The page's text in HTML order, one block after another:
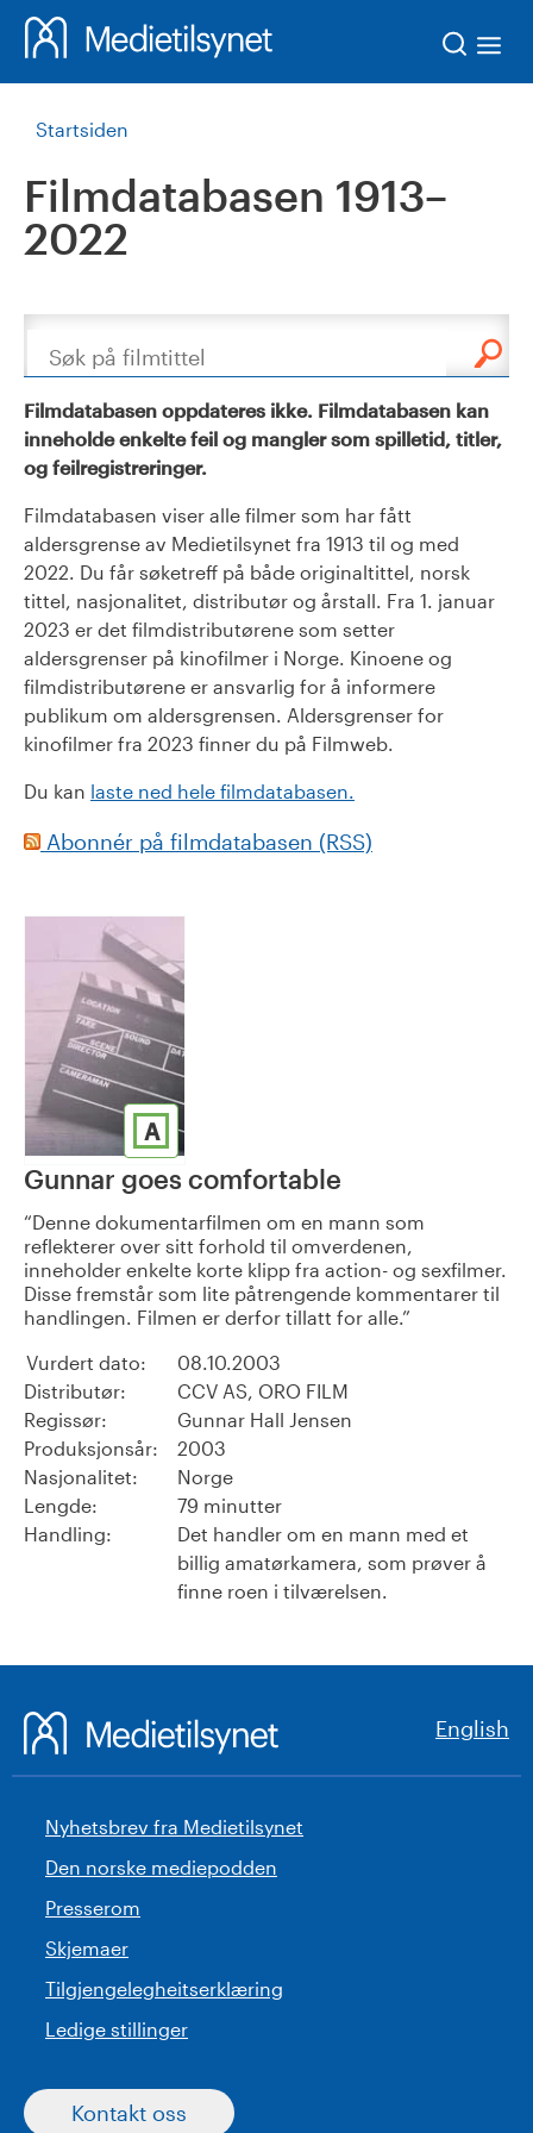
Startsiden
Filmdatabasen 1913–
2022
Søk
Filmdatabasen oppdateres ikke. Filmdatabasen kan
inneholde enkelte feil og mangler som spilletid, titler,
og feilregistreringer.
Filmdatabasen viser alle filmer som har fått
aldersgrense av Medietilsynet fra 1913 til og med
2022. Du får søketreff på både originaltittel, norsk
tittel, nasjonalitet, distributør og årstall. Fra 1. januar
2023 er det filmdistributørene som setter
aldersgrenser på kinofilmer i Norge. Kinoene og
filmdistributørene er ansvarlig for å informere
publikum om aldersgrensen. Aldersgrenser for
kinofilmer fra 2023 finner du på Filmweb.
Du kan laste ned hele filmdatabasen.
Abonnér på filmdatabasen (RSS)
A
Gunnar goes comfortable
Denne dokumentarfilmen om en mann som
reflekterer over sitt forhold til omverdenen,
inneholder enkelte korte klipp fra action- og sexfilmer.
Disse fremstår som lite påtrengende kommentarer til
handlingen. Filmen er derfor tillatt for alle.
Vurdert dato:
08.10.2003
Distributør:
CCV AS, ORO FILM
Regissør:
Gunnar Hall Jensen
Produksjonsår:
2003
Nasjonalitet:
Norge
Lengde:
79 minutter
Handling:
Det handler om en mann med et
billig amatørkamera, som prøver å
finne roen i tilværelsen.
English
Nyhetsbrev fra Medietilsynet
Den norske mediepodden
Presserom
Skjemaer
Tilgjengelegheitserklæring
Ledige stillinger
Kontakt oss